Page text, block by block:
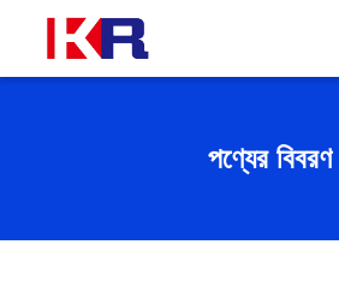
পণ্যের বিবরণ